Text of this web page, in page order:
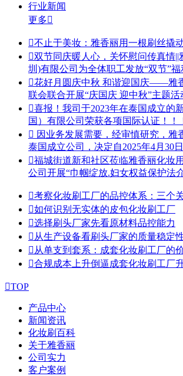
行业新闻
更多
不止于美妆：雅香丽用一根刷丝撬
双节同庆暖人心，关怀慰问传真情||
圳)有限公司为全体职工发放“双节”福
花好月圆庆中秋 和谐迎国庆——雅
联会联合开展“庆国庆 迎中秋”主题活
喜报！我司于2023年在泰国成立的
国）有限公司荣获各项国际认证！！
 因业务发展需要，经审慎研究，雅
泰国成立公司，决定自2025年4月30日
福城街道新和社区莅临雅香丽化妆
公司开展“巾帼绽放.妇女权益保护法
考察化妆刷工厂的品控体系：三个
如何识别无实体的皮包化妆刷工厂
选择刷头厂家先看原材料品控能力
从生产设备看刷头厂家的质量稳定
从单支到套系：成套化妆刷工厂的
合规成本上升倒逼成套化妆刷工厂
TOP
产品中心
新闻资讯
化妆刷百科
关于雅香丽
公司实力
客户案例